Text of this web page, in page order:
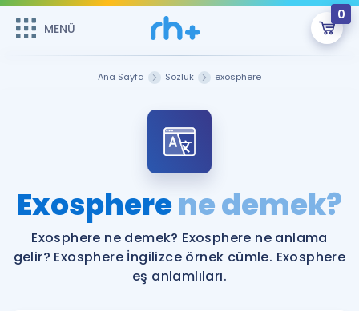
MENÜ
0
ÜYE DEĞİLİM
Sepetin Şu An Boş.
Remzi Hoca ile seni sınava hazırlayacak onlarca eğitim seni
bekliyor!
MENÜ
Katılımcı Görüşleri
Faydalı Araçlar
Ana Sayfa Sözlük exosphere
Exospherene demek?
Exosphere ne demek? Exosphere ne anlama
gelir? Exosphere İngilizce örnek cümle. Exosphere
eş anlamlıları.